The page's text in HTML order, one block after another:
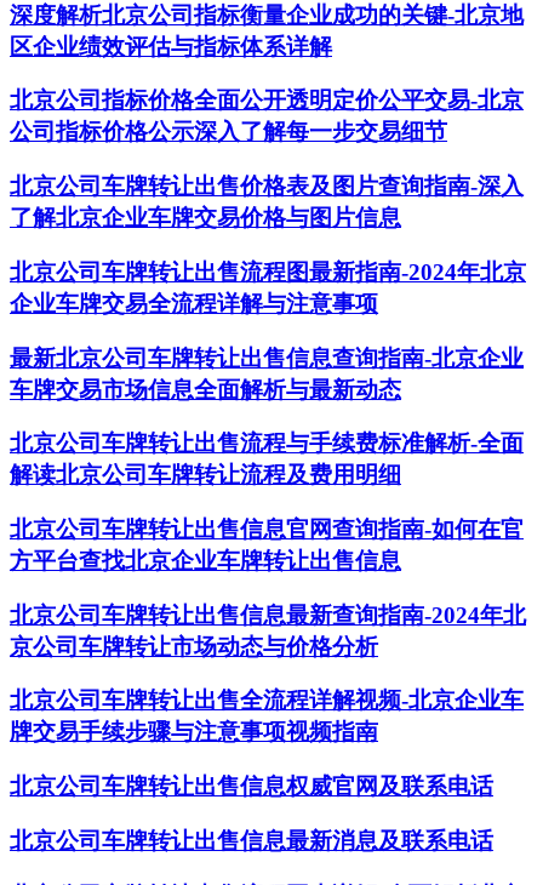
深度解析北京公司指标衡量企业成功的关键-北京地
区企业绩效评估与指标体系详解
北京公司指标价格全面公开透明定价公平交易-北京
公司指标价格公示深入了解每一步交易细节
北京公司车牌转让出售价格表及图片查询指南-深入
了解北京企业车牌交易价格与图片信息
北京公司车牌转让出售流程图最新指南-2024年北京
企业车牌交易全流程详解与注意事项
最新北京公司车牌转让出售信息查询指南-北京企业
车牌交易市场信息全面解析与最新动态
北京公司车牌转让出售流程与手续费标准解析-全面
解读北京公司车牌转让流程及费用明细
北京公司车牌转让出售信息官网查询指南-如何在官
方平台查找北京企业车牌转让出售信息
北京公司车牌转让出售信息最新查询指南-2024年北
京公司车牌转让市场动态与价格分析
北京公司车牌转让出售全流程详解视频-北京企业车
牌交易手续步骤与注意事项视频指南
北京公司车牌转让出售信息权威官网及联系电话
北京公司车牌转让出售信息最新消息及联系电话